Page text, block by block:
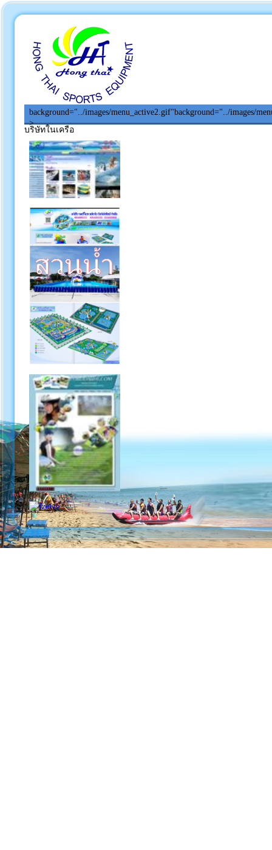
background="../images/menu_active2.gif"background="../images/
>
หน้าหลัก
บริษัทในเครือ